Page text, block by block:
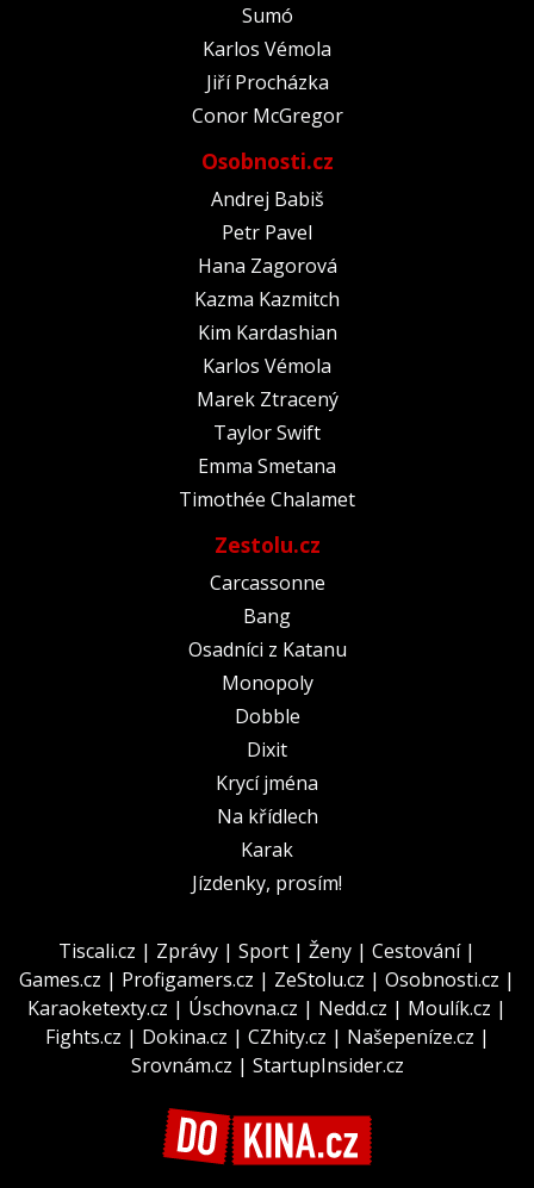
Sumó
Karlos Vémola
Jiří Procházka
Conor McGregor
Osobnosti.cz
Andrej Babiš
Petr Pavel
Hana Zagorová
Kazma Kazmitch
Kim Kardashian
Karlos Vémola
Marek Ztracený
Taylor Swift
Emma Smetana
Timothée Chalamet
Zestolu.cz
Carcassonne
Bang
Osadníci z Katanu
Monopoly
Dobble
Dixit
Krycí jména
Na křídlech
Karak
Jízdenky, prosím!
Tiscali.cz | Zprávy | Sport | Ženy | Cestování|
Games.cz | Profigamers.cz | ZeStolu.cz | Osobnosti.cz |
Karaoketexty.cz | Úschovna.cz | Nedd.cz | Moulík.cz |
Fights.cz | Dokina.cz | CZhity.cz | Našepeníze.cz |
Srovnám.cz | StartupInsider.cz